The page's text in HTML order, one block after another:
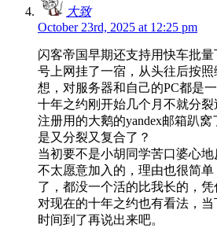
大致
October 23rd, 2025 at 12:25 pm
闪客帝国早期还支持用快车批
号上网挂了一宿，从头往后按
想，对服务器和自己的PC都是一
十年之约刚开始几个月不就分
注册用的大鹅的yandex邮箱趴
是又分裂又复合了？
当初要不是小胡同学苦口婆心
不太愿意加入的，理由也很简
了，都没一个活的比我长的，凭
对现在的十年之约也有看法，
时间到了再说出来吧。